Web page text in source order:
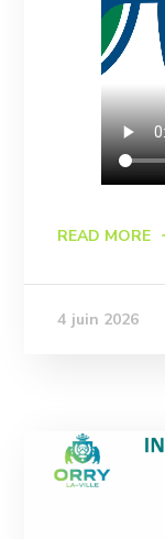
READ MORE
4 juin 2026